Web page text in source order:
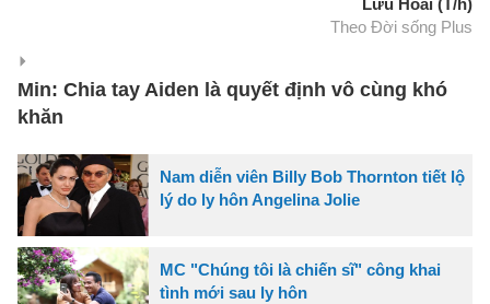
Lưu Hoài (T/h)
Theo Đời sống Plus
Min: Chia tay Aiden là quyết định vô cùng khó
khăn
Nam diễn viên Billy Bob Thornton tiết lộ
lý do ly hôn Angelina Jolie
MC "Chúng tôi là chiến sĩ" công khai
tình mới sau ly hôn